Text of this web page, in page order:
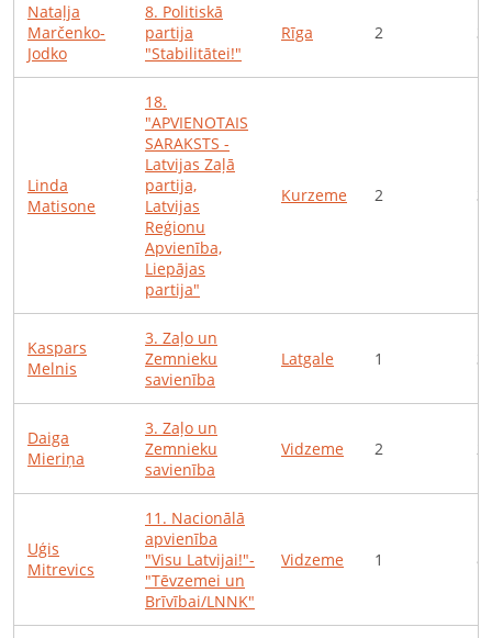
Nataļja
Marčenko-
Jodko
8. Politiskā
partija
"Stabilitātei!"
Rīga 2 3
Linda
Matisone
18.
"APVIENOTAIS
SARAKSTS -
Latvijas Zaļā
partija,
Latvijas
Reģionu
Apvienība,
Liepājas
partija"
Kurzeme 2 3
Kaspars
Melnis
3. Zaļo un
Zemnieku
savienība
Latgale 1 3
Daiga
Mieriņa
3. Zaļo un
Zemnieku
savienība
Vidzeme 2 2
Uģis
Mitrevics
11 . Nacionālā
apvienība
"Visu Latvijai!"-
"Tēvzemei un
Brīvībai/LNNK"
Vidzeme 1 8